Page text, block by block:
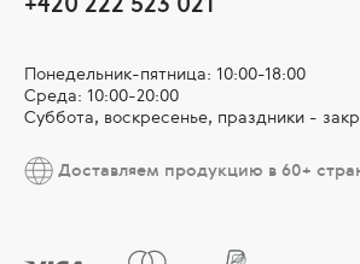
Понедельник-пятница: 10:00-18:00
Среда: 10:00-20:00
Суббота, воскресенье, праздники -
Доставляем продукцию в 60+